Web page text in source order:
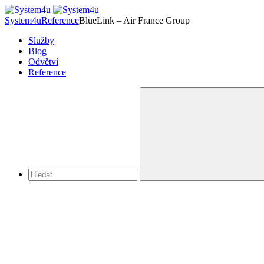
System4uReferenceBlueLink – Air France Group
Služby
Blog
Odvětví
Reference